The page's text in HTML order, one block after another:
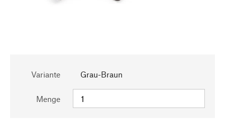
Variante Grau-Braun
Menge